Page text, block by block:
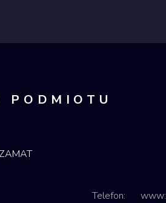
PODMIOTU
Telefon:
www: